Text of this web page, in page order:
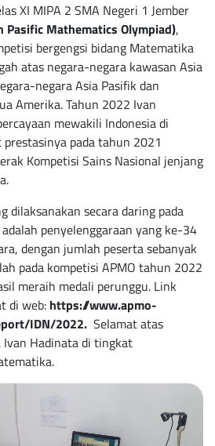
XI MIPA 2 SMA Negeri 1 Jember
Pasific Mathematics Olympiad),
bergengsi bidang Matematika
atas negara-negara kawasan Asia
negara Asia Pasifik dan
Amerika. Tahun 2022 Ivan
mewakili Indonesia di
pada tahun 2021
Kompetisi Sains Nasional jenjang
dilaksanakan secara daring pada
penyelenggaraan yang ke-34
dengan jumlah peserta sebanyak
pada kompetisi APMO tahun 2022
meraih medali perunggu. Link
di web: https://www.apmo-
IDN/2022. Selamat atas
Hadinata di tingkat